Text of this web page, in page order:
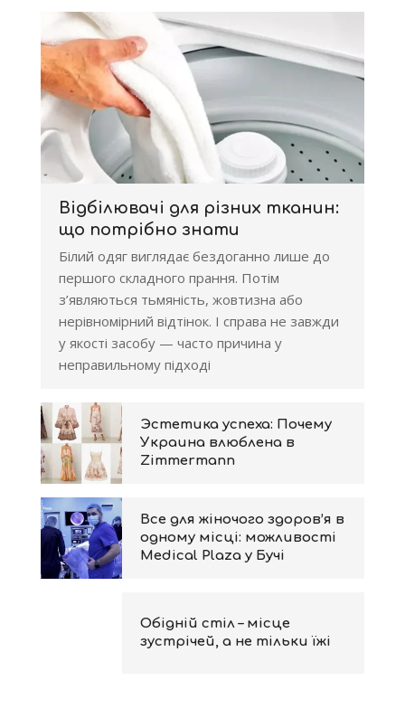
Відбілювачі для різних тканин:
що потрібно знати
Білий одяг виглядає бездоганно лише до
першого складного прання. Потім
з’являються тьмяність, жовтизна або
нерівномірний відтінок. І справа не завжди
у якості засобу — часто причина у
неправильному підході
Эстетика успеха: Почему
Украина влюблена в
Zimmermann
Все для жіночого здоров’я в
одному місці: можливості
Medical Plaza у Бучі
Обідній стіл – місце
зустрічей, а не тільки їжі